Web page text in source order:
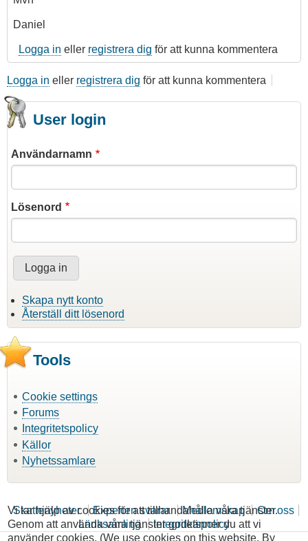
Daniel
Logga in eller registrera dig för att kunna kommentera
Logga in eller registrera dig för att kunna kommentera
User login
Användarnamn
Lösenord
Skapa nytt konto
Återställ ditt lösenord
Tools
Cookie settings
Forums
Integritetspolicy
Källor
Nyhetssamlare
Skattenyheter Experten svarar Medlemskap
Om oss
Länksamling
Integritetspolicy
Vi tar hjälp av cookies för att tillhandahålla våra tjänster.
Genom att använda våra tjänster godkänner du att vi
använder cookies. (We use cookies on this website. By